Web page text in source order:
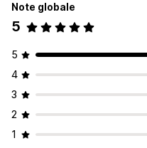
Note globale
5
5
4
3
2
1